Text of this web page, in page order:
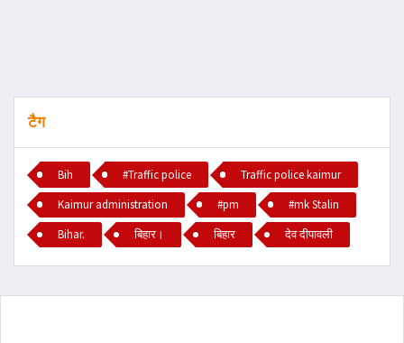
टैग
Bih #Traffic police
Traffic police kaimur
Kaimur administration
#pm
#mk Stalin
Bihar.
बिहार। बिहार देव दीपावली